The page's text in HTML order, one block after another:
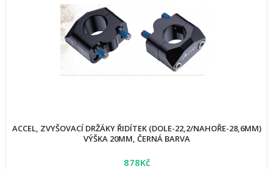
ACCEL, ZVYŠOVACÍ DRŽÁKY ŘIDÍTEK (DOLE-22,2/NAHOŘE-28,6MM)
VÝŠKA 20MM, ČERNÁ BARVA
878Kč